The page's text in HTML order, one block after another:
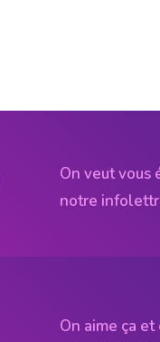
On veut vous
notre
On aime ça